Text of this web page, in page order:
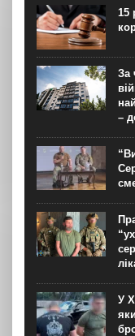
провести
Вучичем та
Зеленський
15
За
–
У